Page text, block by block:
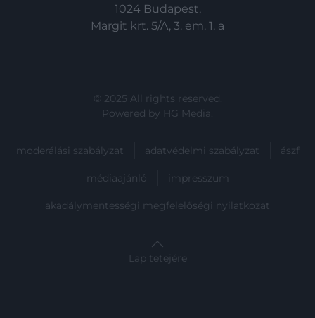
1024 Budapest,
Margit krt. 5/A, 3. em. 1. a
© 2025 All rights reserved.
Powered by HG Media.
moderálási szabályzat adatvédelmi szabályzat ászf
médiaajánló impresszum
akadálymentességi megfelelőségi nyilatkozat
Lap tetejére